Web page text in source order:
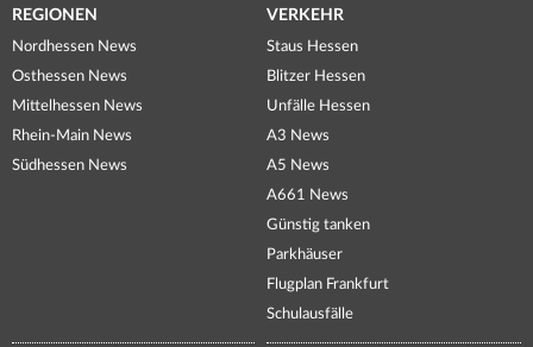
REGIONEN
Nordhessen News
Osthessen News
Mittelhessen News
Rhein-Main News
Südhessen News
VERKEHR
Staus Hessen
Blitzer Hessen
Unfälle Hessen
A3 News
A5 News
A661 News
Günstig tanken
Parkhäuser
Flugplan Frankfurt
Schulausfälle